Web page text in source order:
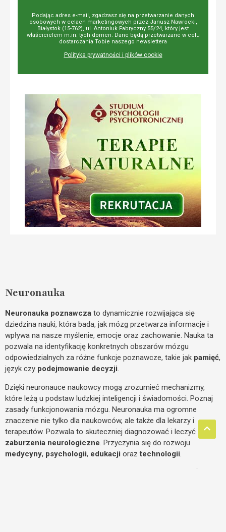
Podając adres e-mail, zgadzasz się na przetwarzanie danych
osobowych w celach marketingowych przez Janusz Nawrocki,
Białystok (15-762), ul. Antoniuk Fabryczny 55/24, który jest
właścicielem m.in. tych domen. Dane będą przetwarzane w celu
dostarczania Tobie naszego newslettera
Polityka prywatności i plików cookie
Neuronauka
Neuronauka poznawcza to dynamicznie rozwijająca się
dziedzina nauki, która bada, jak mózg przetwarza informacje i
wpływa na nasze myślenie, emocje oraz zachowanie. Nauka ta
pozwala na identyfikację konkretnych obszarów mózgu
odpowiedzialnych za różne funkcje poznawcze, takie jak pamięć,
język czy podejmowanie decyzji.
Dzięki neuronauce naukowcy mogą zrozumieć mechanizmy,
które leżą u podstaw ludzkiej inteligencji i świadomości. Poznaj
zasady funkcjonowania mózgu. Neuronauka ma ogromne
znaczenie nie tylko dla naukowców, ale także dla lekarzy i
terapeutów. Pozwala to skuteczniej diagnozować i leczyć
zaburzenia neurologiczne. Przyczynia się do rozwoju
medycyny, psychologii, edukacji oraztechnologii.
Zapraszamy do odkrywania zasobów, które przygotowaliśmy dla